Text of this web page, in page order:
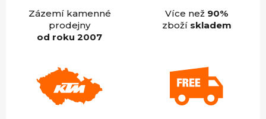
Zázemí kamenné
prodejny
od roku 2007
Více než 90%
zboží skladem